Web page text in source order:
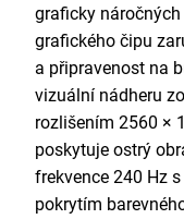
graficky
grafického čipu
a připravenost na
vizuální nádheru
rozlišením 2560 ×
poskytuje ostrý
frekvence 240 Hz
pokrytím